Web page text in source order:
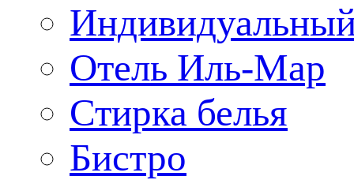
Отель Иль-Мар
Стирка белья
Бистро